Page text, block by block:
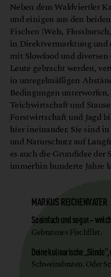
Neben dem Waldviertler
und einigen aus den
Fischen (Wels,
in Direktvermarktung und
mit Slowfood und
Leute gebracht werden,
in unregelmäßigen
Bedingungen
Teichwirtschaft und
Forstwirtschaft und Jagd
hier ineinander. Sie sind
und Naturschutz auf
es auch die Grundidee der
immerhin hunderte Jahre
MARKUS REICHENVATER
So einfach und so gut –
Gebratenes Fischfilet.
Deine kulinarische
Schweinsbraten. Oder